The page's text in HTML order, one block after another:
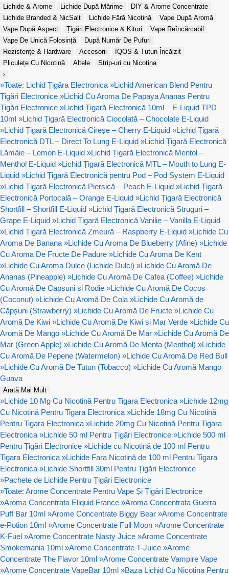
Lichide & Arome
Lichide După Mărime
DIY & Arome Concentrate
Lichide Branded & NicSalt
Lichide Fără Nicotină
Vape După Aromă
Vape După Aspect
Țigări Electronice & Kituri
Vape Reîncărcabil
Vape De Unică Folosință
După Număr De Pufuri
Rezistențe & Hardware
Accesorii
IQOS & Tutun Încălzit
Pliculețe Cu Nicotină
Altele
Strip-uri cu Nicotina
›
»Toate: Lichid Țigăra Electronica »Lichid American Blend Pentru
Țigări Electronice »Lichid Cu Aroma De Papaya Ananas Pentru
Țigări Electronice »Lichid Țigară Electronică 10ml – E-Liquid TPD
10ml »Lichid Țigară Electronică Ciocolată – Chocolate E-Liquid
»Lichid Țigară Electronică Cireșe – Cherry E-Liquid »Lichid Țigară
Electronică DTL – Direct To Lung E-Liquid »Lichid Țigară Electronică
Lămâie – Lemon E-Liquid »Lichid Țigară Electronică Mentol –
Menthol E-Liquid »Lichid Țigară Electronică MTL – Mouth to Lung E-
Liquid »Lichid Țigară Electronică pentru Pod – Pod System E-Liquid
»Lichid Țigară Electronică Piersică – Peach E-Liquid »Lichid Țigară
Electronică Portocală – Orange E-Liquid »Lichid Țigară Electronică
Shortfill – Shortfill E-Liquid »Lichid Țigară Electronică Struguri –
Grape E-Liquid »Lichid Țigară Electronică Vanilie – Vanilla E-Liquid
»Lichid Țigară Electronică Zmeură – Raspberry E-Liquid »Lichide Cu
Aroma De Banana »Lichide Cu Aroma De Blueberry (Afine) »Lichide
Cu Aroma De Fructe De Padure »Lichide Cu Aroma De Kent
»Lichide Cu Aroma Dulce (Lichide Dulci) »Lichide Cu Aromă De
Ananas (Pineapple) »Lichide Cu Aromă De Cafea (Coffee) »Lichide
Cu Aromă De Capsuni si Rodie »Lichide Cu Aromă De Cocos
(Coconut) »Lichide Cu Aromă De Cola »Lichide Cu Aromă de
Căpșuni (Strawberry) »Lichide Cu Aromă De Fructe »Lichide Cu
Aromă De Kiwi »Lichide Cu Aromă De Kiwi si Mar Verde »Lichide Cu
Aromă De Mango »Lichide Cu Aromă De Mar »Lichide Cu Aromă De
Mar (Green Apple) »Lichide Cu Aromă De Menta (Menthol) »Lichide
Cu Aromă De Pepene (Watermelon) »Lichide Cu Aromă De Red Bull
»Lichide Cu Aromă De Tutun (Tobacco) »Lichide Cu Aromă Mango
Guava
Arată Mai Mult
»Lichide 10 Mg Cu Nicotină Pentru Tigara Electronica »Lichide 12mg
Cu Nicotină Pentru Tigara Electronica »Lichide 18mg Cu Nicotină
Pentru Tigara Electronica »Lichide 20mg Cu Nicotină Pentru Tigara
Electronica »Lichide 50 ml Pentru Țigări Electronice »Lichide 500 ml
Pentru Țigări Electronice »Lichide cu Nicotină de 100 ml Pentru
Tigara Electronica »Lichide Fara Nicotină de 100 ml Pentru Tigara
Electronica »Lichide Shortfill 30ml Pentru Țigări Electronice
»Pachete de Lichide Pentru Țigări Electronice
»Toate: Arome Concentrate Pentru Vape Și Țigări Electronice
»Aroma Concentrata Eliquid France »Aroma Concentrata Guerra
Puff Bar 10ml »Arome Concentrate Biggy Bear »Arome Concentrate
e-Potion 10ml »Arome Concentrate Full Moon »Arome Concentrate
K-Fuel »Arome Concentrate Nasty Juice »Arome Concentrate
Smokemania 10ml »Arome Concentrate T-Juice »Arome
Concentrate The Flavor 10ml »Arome Concentrate Vampire Vape
»Arome Concentrate VapeBar 10ml »Baza Lichid Cu Nicotina Pentru